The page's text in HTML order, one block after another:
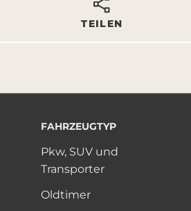
TEILEN
FAHRZEUGTYP
Pkw, SUV und
Transporter
Oldtimer